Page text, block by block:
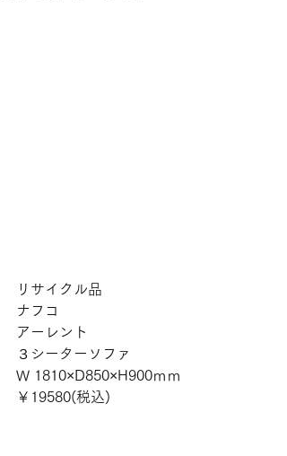
リサイクル品
ナフコ
アーレント
３シーターソファ
W 1810×D850×H900ｍｍ
￥19580(税込)